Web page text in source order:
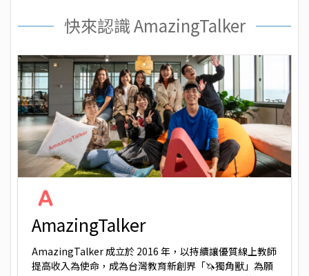
快來認識 AmazingTalker
AmazingTalker
AmazingTalker 成立於 2016 年，以持續讓優質線上教師
提高收入為使命，成為台灣教育新創界「🦄獨角獸」為願